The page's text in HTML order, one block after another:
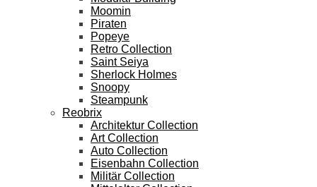
Moomin
Piraten
Popeye
Retro Collection
Saint Seiya
Sherlock Holmes
Snoopy
Steampunk
Reobrix
Architektur Collection
Art Collection
Auto Collection
Eisenbahn Collection
Militär Collection